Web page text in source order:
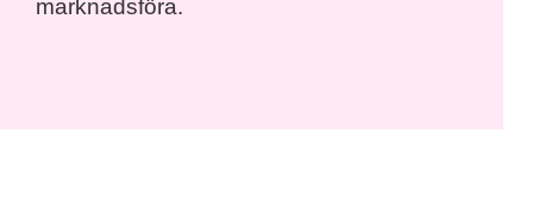
marknadsföra.